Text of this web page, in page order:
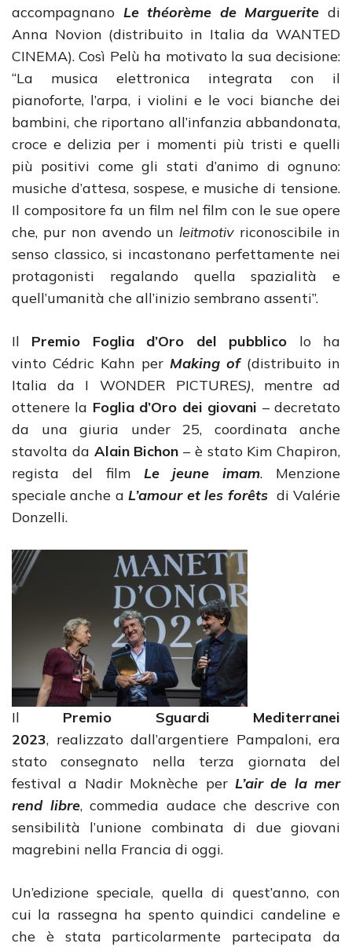
accompagnano Le théorème de Marguerite di
Anna Novion (distribuito in Italia da WANTED
CINEMA). Così Pelù ha motivato la sua decisione:
“La musica elettronica integrata con il
pianoforte, l’arpa, i violini e le voci bianche dei
bambini, che riportano all’infanzia abbandonata,
croce e delizia per i momenti più tristi e quelli
più positivi come gli stati d’animo di ognuno:
musiche d’attesa, sospese, e musiche di tensione.
Il compositore fa un film nel film con le sue opere
che, pur non avendo unleitmotiv riconoscibile in
senso classico, si incastonano perfettamente nei
protagonisti regalando quella spazialità e
quell’umanità che all’inizio sembrano assenti”.
Il Premio Foglia d’Oro del pubblico lo ha
vinto Cédric Kahn per Making of (distribuito in
Italia da I WONDER PICTURES), mentre ad
ottenere la Foglia d’Oro dei giovani – decretato
da una giuria under 25, coordinata anche
stavolta da Alain Bichon – è stato Kim Chapiron,
regista del film Le jeune imam. Menzione
speciale anche aL’amour et les forêts di Valérie
Donzelli.
Il Premio
Sguardi Mediterranei
2023, realizzato dall’argentiere Pampaloni, era
stato consegnato nella terza giornata del
festival a Nadir Moknèche per L’air de la mer
rend libre, commedia audace che descrive con
sensibilità l’unione combinata di due giovani
magrebini nella Francia di oggi.
Un’edizione speciale, quella di quest’anno, con
cui la rassegna ha spento quindici candeline e
che è stata particolarmente partecipata da